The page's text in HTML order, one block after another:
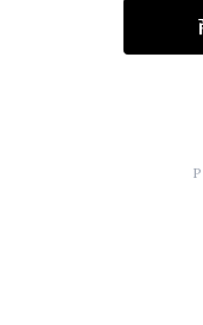
hanakazari(ハナカザ
Hub&Spoke(ハブアン